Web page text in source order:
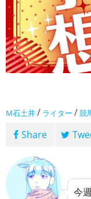
M石土井/ ライター /競
Share
今